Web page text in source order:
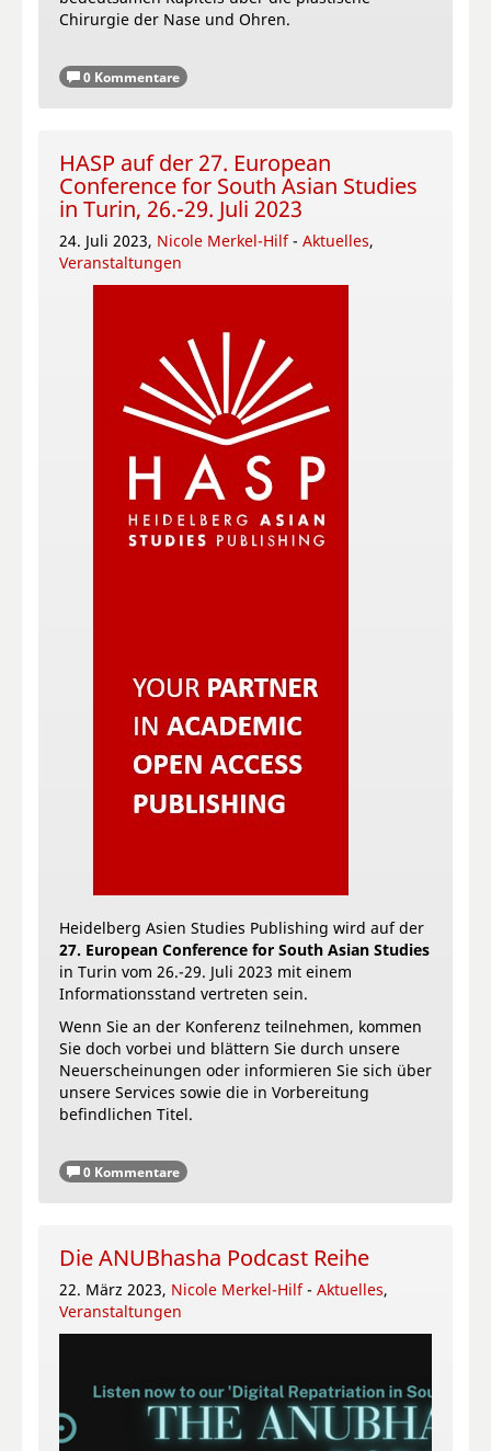
Chirurgie der Nase und Ohren.
0 Kommentare
HASP auf der 27. European
Conference for South Asian Studies
in Turin, 26.-29. Juli 2023
24. Juli 2023, Nicole Merkel-Hilf - Aktuelles,
Veranstaltungen
Heidelberg Asien Studies Publishing wird auf der
27. European Conference for South Asian Studies
in Turin vom 26.-29. Juli 2023 mit einem
Informationsstand vertreten sein.
Wenn Sie an der Konferenz teilnehmen, kommen
Sie doch vorbei und blättern Sie durch unsere
Neuerscheinungen oder informieren Sie sich über
unsere Services sowie die in Vorbereitung
befindlichen Titel.
0 Kommentare
Die ANUBhasha Podcast Reihe
22. März 2023, Nicole Merkel-Hilf - Aktuelles,
Veranstaltungen